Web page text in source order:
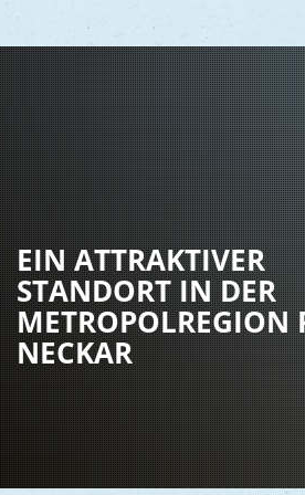
EIN ATTRAKTIVER
STANDORT IN DER
METROPOLREGION
NECKAR